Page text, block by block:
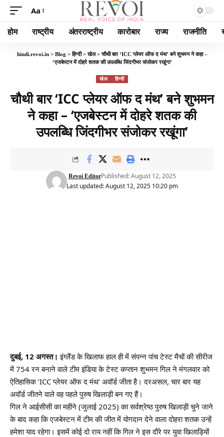
Aa
होम राष्ट्रीय अंतरराष्ट्रीय कारोबार राज्य राजनीति
hindi.revoi.in> Blog >हिन्दी>खेल>चौथी बार ‘ICC प्लेयर ऑफ द मंथ’ बने शुभमन ने कहा –
‘एजबेस्टन में दोहरे शतक की उपलब्धि जिंदगीभर संजोकर रखूंगा’
खेल हिन्दी
चौथी बार ‘ICC प्लेयर ऑफ द मंथ’ बने शुभमन
ने कहा – ‘एजबेस्टन में दोहरे शतक की
उपलब्धि जिंदगीभर संजोकर रखूंगा’
Last updated: August 12, 2025 10:20 pm
Revoi EditorPublished: August 12, 2025
दुबई, 12 अगस्त।इंग्लैंड के खिलाफ हाल ही में संपन्न पांच टेस्ट मैचों की सीरीज
में 754 रन बनाने वाले टीम इंडिया के टेस्ट कप्तान शुभमन गिल ने मंगलवार को
ऐतिहासिक ‘ICC प्लेयर ऑफ द मंथ’ अवॉर्ड जीता है। दरअसल, चार बार यह
अवॉर्ड जीतने वाले वह पहले पुरुष खिलाड़ी बन गए हैं।
गिल ने आईसीसी का महीने (जुलाई 2025) का सर्वश्रेष्ठ पुरुष खिलाड़ी चुने जाने
के बाद कहा कि एजबेस्टन में टीम की जीत में योगदान देने वाला दोहरा शतक उन्हें
हमेशा याद रहेगा। इसमें कोई दो राय नहीं कि गिल ने इस दौरे पर युवा खिलाड़ियों